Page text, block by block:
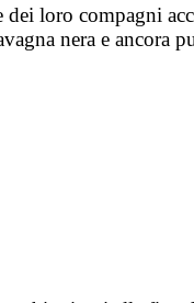
dei loro compagni
nera e ancora